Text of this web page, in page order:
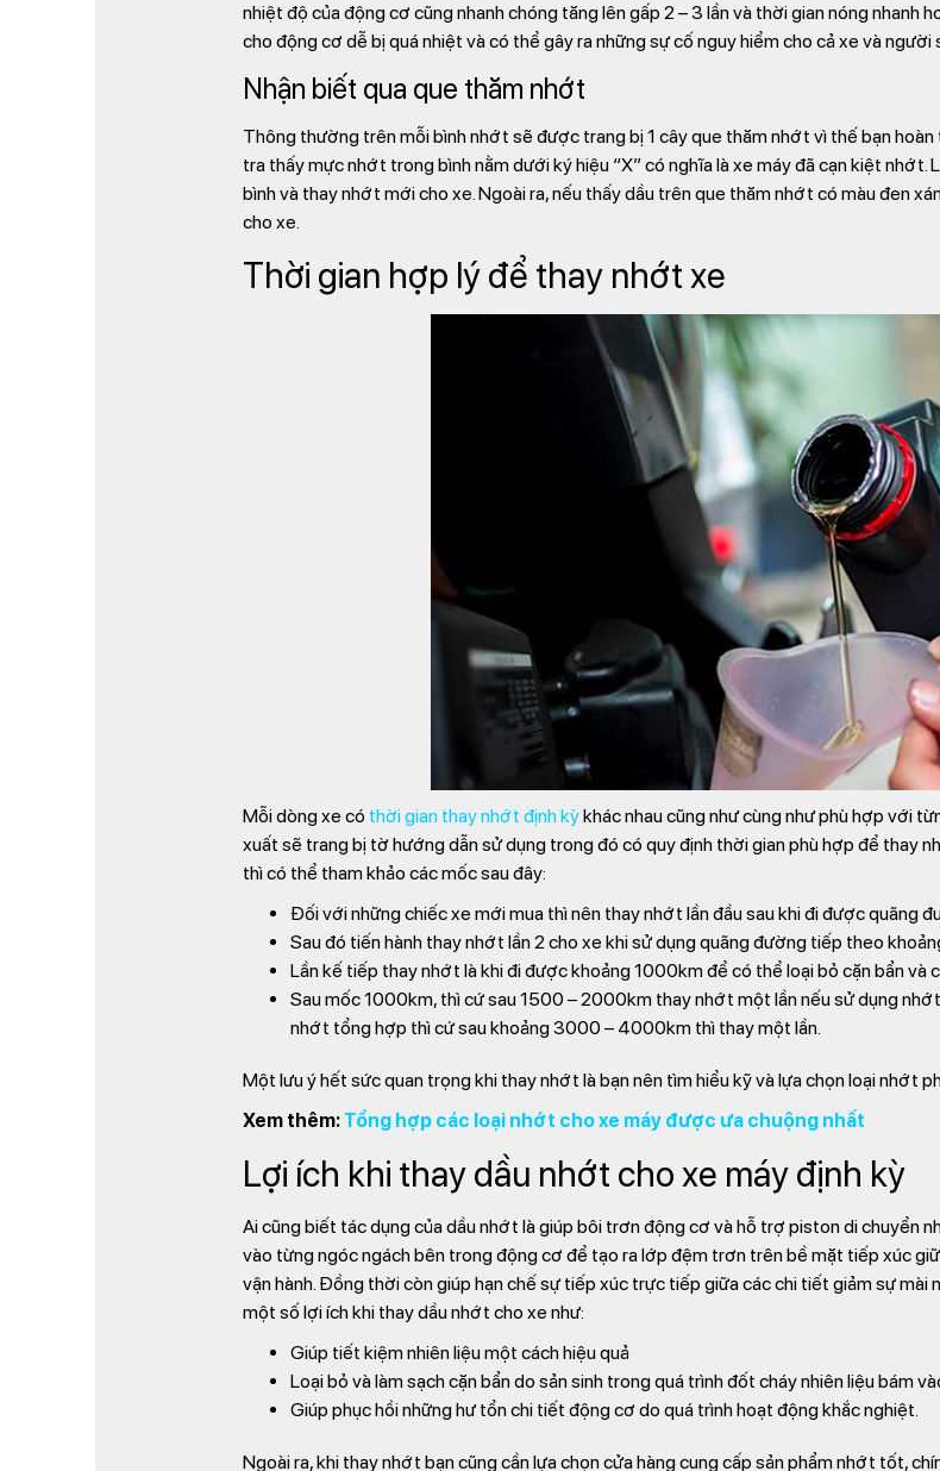
nhiệt độ của động cơ cũng nhanh chóng tăng lên gấp 2 – 3 lần và thời gian nóng nhanh
cho động cơ dễ bị quá nhiệt và có thể gây ra những sự cố nguy hiểm cho cả xe và người
Nhận biết qua que thăm nhớt
Thông thường trên mỗi bình nhớt sẽ được trang bị 1 cây que thăm nhớt vì thế bạn
tra thấy mực nhớt trong bình nằm dưới ký hiệu “X” có nghĩa là xe máy đã cạn kiệt
bình và thay nhớt mới cho xe. Ngoài ra, nếu thấy dầu trên que thăm nhớt có màu đen
cho xe.
Thời gian hợp lý để thay nhớt xe
Mỗi dòng xe có thời gian thay nhớt định kỳkhác nhau cũng như cùng như phù hợp với
xuất sẽ trang bị tờ hướng dẫn sử dụng trong đó có quy định thời gian phù hợp để thay
thì có thể tham khảo các mốc sau đây:
Đối với những chiếc xe mới mua thì nên thay nhớt lần đầu sau khi đi được quãng
Sau đó tiến hành thay nhớt lần 2 cho xe khi sử dụng quãng đường tiếp theo
Lần kế tiếp thay nhớt là khi đi được khoảng 1000km để có thể loại bỏ cặn bẩn và
Sau mốc 1000km, thì cứ sau 1500 – 2000km thay nhớt một lần nếu sử dụng
nhớt tổng hợp thì cứ sau khoảng 3000 – 4000km thì thay một lần.
Một lưu ý hết sức quan trọng khi thay nhớt là bạn nên tìm hiểu kỹ và lựa chọn loại nhớt
Xem thêm: Tổng hợp các loại nhớt cho xe máy được ưa chuộng nhất
Lợi ích khi thay dầu nhớt cho xe máy định kỳ
Ai cũng biết tác dụng của dầu nhớt là giúp bôi trơn động cơ và hỗ trợ piston di chuyển
vào từng ngóc ngách bên trong động cơ để tạo ra lớp đệm trơn trên bề mặt tiếp xúc
vận hành. Đồng thời còn giúp hạn chế sự tiếp xúc trực tiếp giữa các chi tiết giảm sự
một số lợi ích khi thay dầu nhớt cho xe như:
Giúp tiết kiệm nhiên liệu một cách hiệu quả
Loại bỏ và làm sạch cặn bẩn do sản sinh trong quá trình đốt cháy nhiên liệu bám
Giúp phục hồi những hư tổn chi tiết động cơ do quá trình hoạt động khắc nghiệt.
Ngoài ra, khi thay nhớt bạn cũng cần lựa chọn cửa hàng cung cấp sản phẩm nhớt tốt,